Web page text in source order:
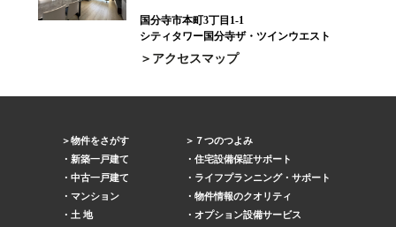
国分寺市本町3丁目1-1
シティタワー国分寺ザ・ツインウエスト
アクセスマップ
物件をさがす
新築一戸建て
中古一戸建て
マンション
土 地
７つのつよみ
住宅設備保証サポート
ライフプランニング・サポート
物件情報のクオリティ
オプション設備サービス